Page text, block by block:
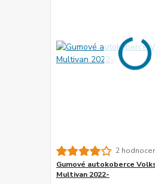
2
Gumové autokoberce
Multivan 2022-